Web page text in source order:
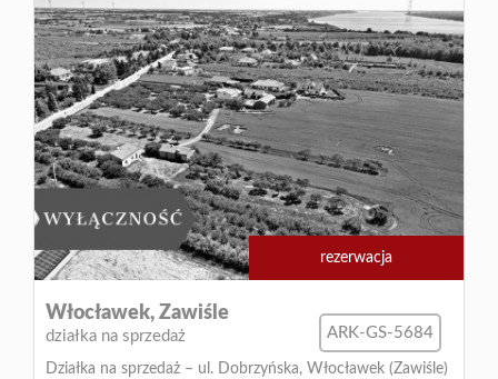
rezerwacja
Włocławek, Zawiśle
działka na sprzedaż ARK-GS-5684
Działka na sprzedaż – ul. Dobrzyńska, Włocławek (Zawiśle)